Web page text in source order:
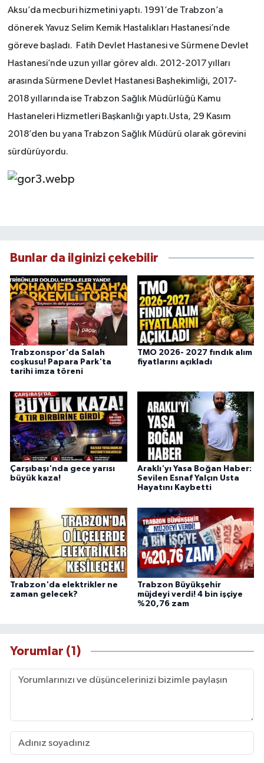
Aksu’da mecburi hizmetini yaptı. 1991’de Trabzon’a
dönerek Yavuz Selim Kemik Hastalıkları Hastanesi’nde
göreve başladı. Fatih Devlet Hastanesi ve Sürmene Devlet
Hastanesi’nde uzun yıllar görev aldı. 2012-2017 yılları
arasında Sürmene Devlet Hastanesi Başhekimliği, 2017-
2018 yıllarında ise Trabzon Sağlık Müdürlüğü Kamu
Hastaneleri Hizmetleri Başkanlığı yaptı.Usta, 29 Kasım
2018’den bu yana Trabzon Sağlık Müdürü olarak görevini
sürdürüyordu.
Bunlar da ilginizi çekebilir
Trabzonspor'da Salah
coşkusu! Papara Park'ta
tarihi imza töreni
TMO 2026- 2027 fındık alım
fiyatlarını açıkladı
Çarşıbaşı'nda gece yarısı
büyük kaza!
Araklı'yı Yasa Boğan Haber:
Sevilen Esnaf Yalçın Usta
Hayatını Kaybetti
Trabzon'da elektrikler ne
zaman gelecek?
Trabzon Büyükşehir
müjdeyi verdi! 4 bin işçiye
%20,76 zam
Yorumlar (1)